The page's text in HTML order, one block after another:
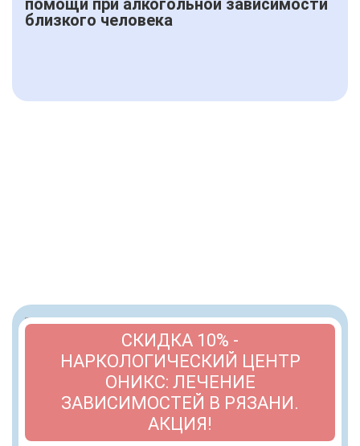
помощи при алкогольной зависимости
близкого человека
СКИДКА 10% -
НАРКОЛОГИЧЕСКИЙ ЦЕНТР
ОНИКС: ЛЕЧЕНИЕ
ЗАВИСИМОСТЕЙ В РЯЗАНИ.
АКЦИЯ!